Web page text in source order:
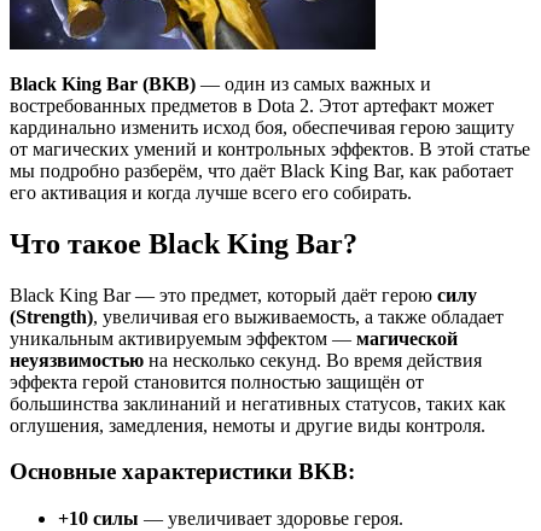
Black King Bar (BKB) — один из самых важных и
востребованных предметов в Dota 2. Этот артефакт может
кардинально изменить исход боя, обеспечивая герою защиту
от магических умений и контрольных эффектов. В этой статье
мы подробно разберём, что даёт Black King Bar, как работает
его активация и когда лучше всего его собирать.
Что такое Black King Bar?
Black King Bar — это предмет, который даёт герою силу
(Strength), увеличивая его выживаемость, а также обладает
уникальным активируемым эффектом — магической
неуязвимостью на несколько секунд. Во время действия
эффекта герой становится полностью защищён от
большинства заклинаний и негативных статусов, таких как
оглушения, замедления, немоты и другие виды контроля.
Основные характеристики BKB:
+10 силы — увеличивает здоровье героя.